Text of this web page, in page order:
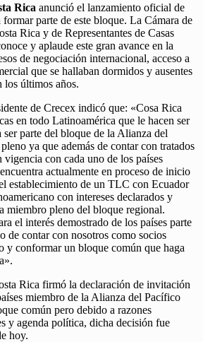
Rica anunció el lanzamiento oficial de
formar parte de este bloque. La Cámara de
Rica y de Representantes de Casas
y aplaude este gran avance en la
de negociación internacional, acceso a
que se hallaban dormidos y ausentes
los últimos años.
de Crecex indicó que: «Cosa Rica
en todo Latinoamérica que le hacen ser
parte del bloque de la Alianza del
ya que además de contar con tratados
con cada uno de los países
actualmente en proceso de inicio
establecimiento de un TLC con Ecuador
con intereses declarados y
miembro pleno del bloque regional.
el interés demostrado de los países parte
de contar con nosotros como socios
y conformar un bloque común que haga
Rica firmó la declaración de invitación
miembro de la Alianza del Pacífico
común pero debido a razones
y agenda política, dicha decisión fue
hoy.